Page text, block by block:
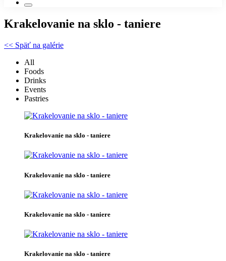
Krakelovanie na sklo - taniere
<< Späť na galérie
All
Foods
Drinks
Events
Pastries
Krakelovanie na sklo - taniere
Krakelovanie na sklo - taniere
Krakelovanie na sklo - taniere
Krakelovanie na sklo - taniere